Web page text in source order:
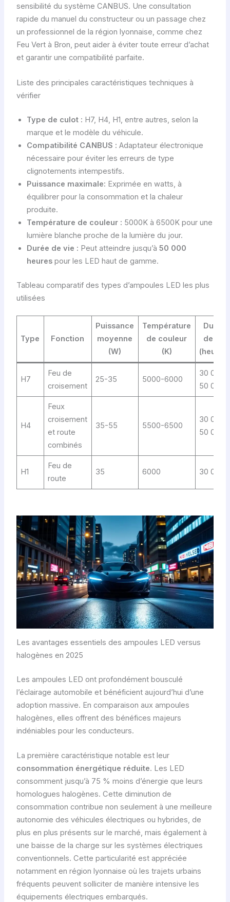
sensibilité du système CANBUS. Une consultation
rapide du manuel du constructeur ou un passage chez
un professionnel de la région lyonnaise, comme chez
Feu Vert à Bron, peut aider à éviter toute erreur d’achat
et garantir une compatibilité parfaite.
Liste des principales caractéristiques techniques à
vérifier
Type de culot : H7, H4, H1, entre autres, selon la
marque et le modèle du véhicule.
Compatibilité CANBUS : Adaptateur électronique
nécessaire pour éviter les erreurs de type
clignotements intempestifs.
Puissance maximale: Exprimée en watts, à
équilibrer pour la consommation et la chaleur
produite.
Température de couleur : 5000K à 6500K pour une
lumière blanche proche de la lumière du jour.
Durée de vie : Peut atteindre jusqu’à 50 000
heurespour les LED haut de gamme.
Tableau comparatif des types d’ampoules LED les plus
utilisées
Type Fonction
Puissance
moyenne
(W)
Température
de couleur
(K)
Durée
de vie
(heures)
H7
Feu de
croisement
25-35 5000-6000
30 000 –
50 000
H4
Feux
croisement
et route
combinés
35-55 5500-6500
30 000 –
50 000
H1
Feu de
route
35 6000 30 000+
Les avantages essentiels des ampoules LED versus
halogènes en 2025
Les ampoules LED ont profondément bousculé
l’éclairage automobile et bénéficient aujourd’hui d’une
adoption massive. En comparaison aux ampoules
halogènes, elles offrent des bénéfices majeurs
indéniables pour les conducteurs.
La première caractéristique notable est leur
consommation énergétique réduite. Les LED
consomment jusqu’à 75 % moins d’énergie que leurs
homologues halogènes. Cette diminution de
consommation contribue non seulement à une meilleure
autonomie des véhicules électriques ou hybrides, de
plus en plus présents sur le marché, mais également à
une baisse de la charge sur les systèmes électriques
conventionnels. Cette particularité est appréciée
notamment en région lyonnaise où les trajets urbains
fréquents peuvent solliciter de manière intensive les
équipements électriques embarqués.